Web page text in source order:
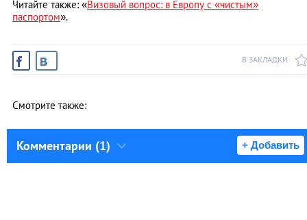
Читайте также: «Визовый вопрос: в Европу с «чистым»
паспортом».
В ЗАКЛАДКИ
Смотрите также:
Комментарии (1) + Добавить